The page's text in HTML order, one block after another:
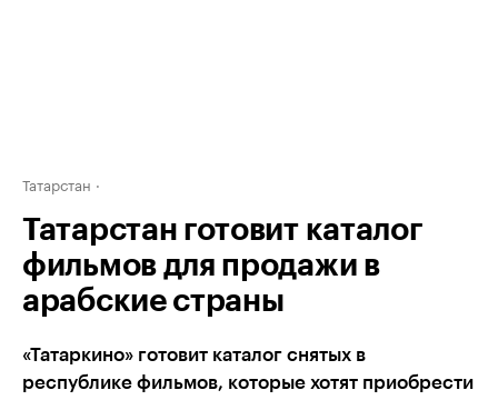
Татарстан
Татарстан готовит каталог
фильмов для продажи в
арабские страны
«Татаркино» готовит каталог снятых в
республике фильмов, которые хотят приобрести